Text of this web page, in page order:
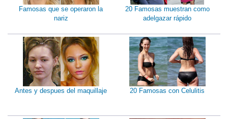
Famosas que se operaron la
nariz
20 Famosas muestran como
adelgazar rápido
Antes y despues del maquillaje 20 Famosas con Celulitis